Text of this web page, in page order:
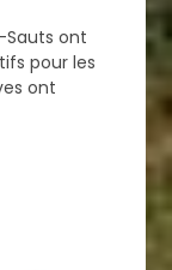
ont
pour les
ont